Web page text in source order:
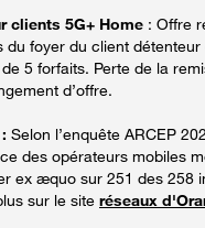
clients 5G+ Home : Offre
du foyer du client
5 forfaits. Perte de la
d’offre.
Selon l’enquête ARCEP
des opérateurs mobiles
ex æquo sur 251 des 258
sur le site réseaux